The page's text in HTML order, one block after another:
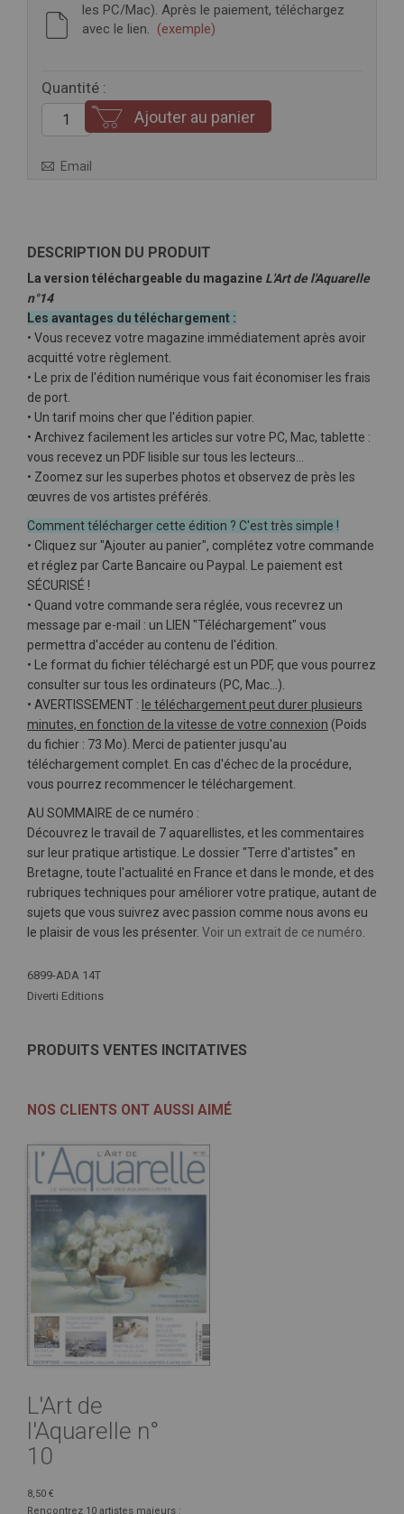
les PC/Mac). Après le paiement, téléchargez
avec le lien. (exemple)
Quantité :
Ajouter au panier
Email
DESCRIPTION DU PRODUIT
La version téléchargeable du magazine L'Art de l'Aquarelle
n°14
Les avantages du téléchargement :
• Vous recevez votre magazine immédiatement après avoir
acquitté votre règlement.
• Le prix de l'édition numérique vous fait économiser les frais
de port.
• Un tarif moins cher que l'édition papier.
• Archivez facilement les articles sur votre PC, Mac, tablette :
vous recevez un PDF lisible sur tous les lecteurs…
• Zoomez sur les superbes photos et observez de près les
œuvres de vos artistes préférés.
Comment télécharger cette édition ? C'est très simple !
• Cliquez sur "Ajouter au panier", complétez votre commande
et réglez par Carte Bancaire ou Paypal. Le paiement est
SÉCURISÉ !
• Quand votre commande sera réglée, vous recevrez un
message par e-mail : un LIEN "Téléchargement" vous
permettra d'accéder au contenu de l'édition.
• Le format du fichier téléchargé est un PDF, que vous pourrez
consulter sur tous les ordinateurs (PC, Mac…).
• AVERTISSEMENT : le téléchargement peut durer plusieurs
minutes, en fonction de la vitesse de votre connexion (Poids
du fichier : 73 Mo). Merci de patienter jusqu'au
téléchargement complet. En cas d'échec de la procédure,
vous pourrez recommencer le téléchargement.
AU SOMMAIRE de ce numéro :
Découvrez le travail de 7 aquarellistes, et les commentaires
sur leur pratique artistique. Le dossier "Terre d'artistes" en
Bretagne, toute l'actualité en France et dans le monde, et des
rubriques techniques pour améliorer votre pratique, autant de
sujets que vous suivrez avec passion comme nous avons eu
le plaisir de vous les présenter. Voir un extrait de ce numéro
Plus
d'infos
6899-ADA 14T
Diverti Editions
PRODUITS VENTES INCITATIVES
NOS CLIENTS ONT AUSSI AIMÉ
L'Art de
l'Aquarelle n°
10
8,50 €
Rencontrez 10 artistes majeurs :